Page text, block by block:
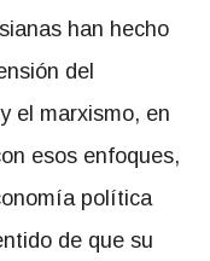
han hecho
del
el marxismo, en
esos enfoques,
política
de que su